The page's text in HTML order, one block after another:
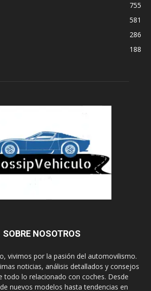
755
581
286
188
SOBRE NOSOTROS
vivimos por la pasión del automovilismo.
noticias, análisis detallados y consejos
todo lo relacionado con coches. Desde
nuevos modelos hasta tendencias en